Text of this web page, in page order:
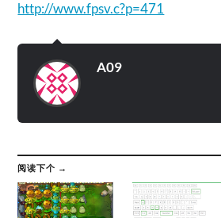
http://www.fpsv.c?p=471
A09
阅读下个 →